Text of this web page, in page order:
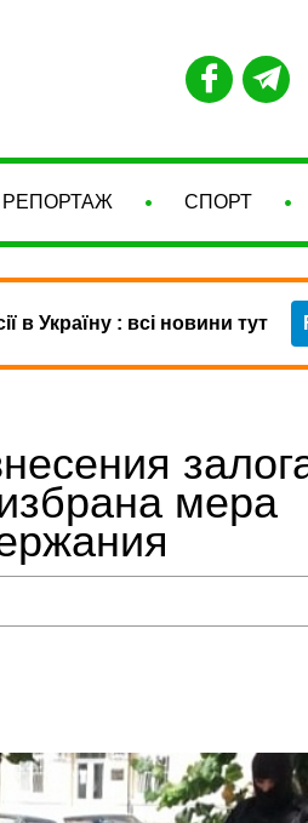
РЕПОРТАЖ СПОРТ
в Україну : всі новини тут
мера